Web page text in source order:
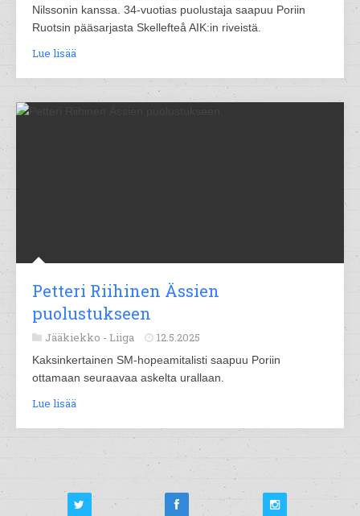
Nilssonin kanssa. 34-vuotias puolustaja saapuu Poriin
Ruotsin pääsarjasta Skellefteå AIK:in riveistä.
Lue lisää
Petteri Riihinen Ässien
puolustukseen
Jääkiekko - Liiga 12.5.2025
Kaksinkertainen SM-hopeamitalisti saapuu Poriin
ottamaan seuraavaa askelta urallaan.
Lue lisää